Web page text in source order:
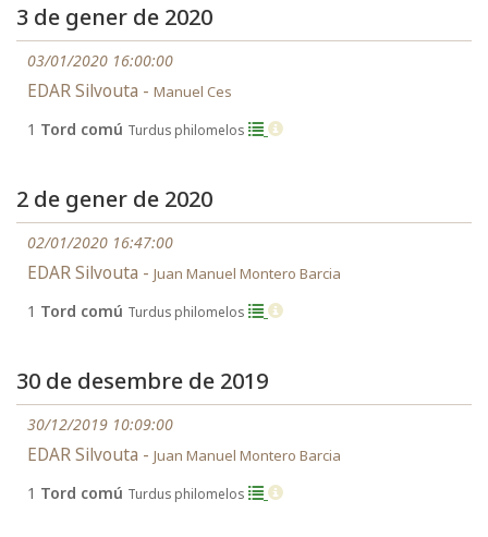
3 de gener de 2020
03/01/2020 16:00:00
EDAR Silvouta - Manuel Ces
1 Tord comú Turdus philomelos
2 de gener de 2020
02/01/2020 16:47:00
EDAR Silvouta - Juan Manuel Montero Barcia
1 Tord comú Turdus philomelos
30 de desembre de 2019
30/12/2019 10:09:00
EDAR Silvouta - Juan Manuel Montero Barcia
1 Tord comú Turdus philomelos